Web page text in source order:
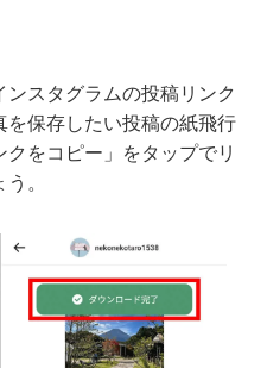
スタグラムの投稿リンク
を保存したい投稿の紙飛行
をコピー」をタップでリ
。